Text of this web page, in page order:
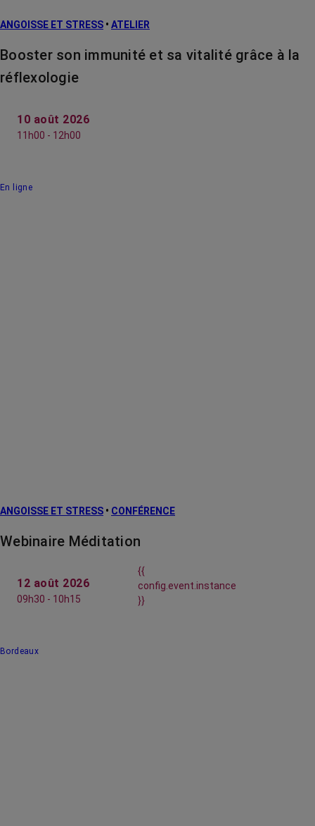
ANGOISSE ET STRESS • ATELIER
Booster son immunité et sa vitalité grâce à la
réflexologie
10 août 2026
11h00 - 12h00
En ligne
ANGOISSE ET STRESS • CONFÉRENCE
Webinaire Méditation
12 août 2026
09h30 - 10h15
{{
config.event.instance
}}
Bordeaux